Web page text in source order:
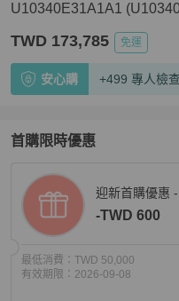
U10340E31A1A1
TWD 173,785 免運
安心購 +499 專人檢
首購限時優惠
迎新首購優惠
-TWD 600
最低消費： TWD 50,000
有效期限： 2026-09-08